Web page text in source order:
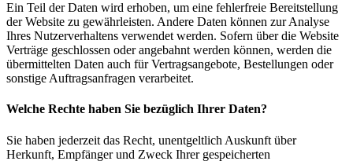
Ein Teil der Daten wird erhoben, um eine fehlerfreie Bereitstellung
der Website zu gewährleisten. Andere Daten können zur Analyse
Ihres Nutzerverhaltens verwendet werden. Sofern über die Website
Verträge geschlossen oder angebahnt werden können, werden die
übermittelten Daten auch für Vertragsangebote, Bestellungen oder
sonstige Auftragsanfragen verarbeitet.
Welche Rechte haben Sie bezüglich Ihrer Daten?
Sie haben jederzeit das Recht, unentgeltlich Auskunft über
Herkunft, Empfänger und Zweck Ihrer gespeicherten